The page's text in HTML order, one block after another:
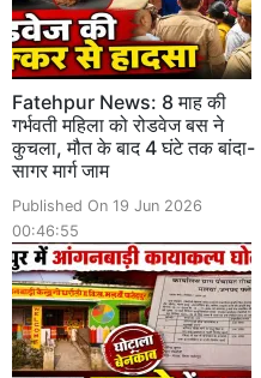
Fatehpur News: 8 माह की
गर्भवती महिला को रोडवेज बस ने
कुचला, मौत के बाद 4 घंटे तक बांदा-
सागर मार्ग जाम
Published On 19 Jun 2026
00:46:55